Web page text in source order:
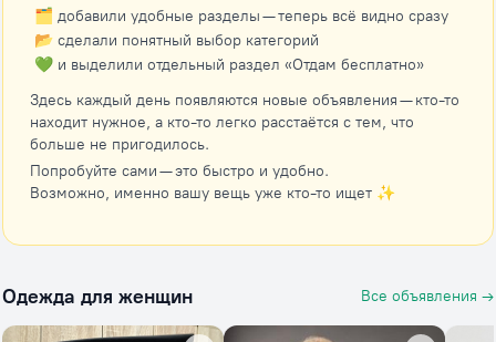
🗂 добавили удобные разделы — теперь всё видно сразу
📂 сделали понятный выбор категорий
💚 и выделили отдельный раздел «Отдам бесплатно»
Здесь каждый день появляются новые объявления — кто-то
находит нужное, а кто-то легко расстаётся с тем, что
больше не пригодилось.
Попробуйте сами — это быстро и удобно.
Возможно, именно вашу вещь уже кто-то ищет ✨
Одежда для женщин Все объявления →